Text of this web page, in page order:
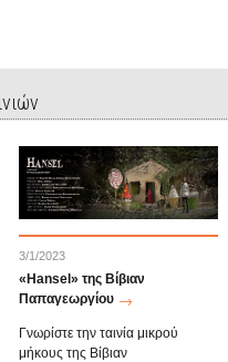
3/1/2023
«Hansel» της Βίβιαν
Παπαγεωργίου
Γνωρίστε την ταινία μικρού
μήκους της Βίβιαν